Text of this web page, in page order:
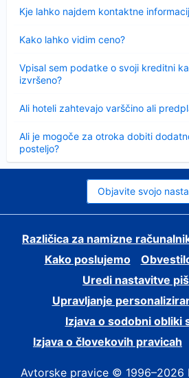
Kje lahko najdem kontaktne
Kako lahko vidim ceno?
Vpisal sem podatke o svoji kreditni
izvršeno?
Ali hoteli zahtevajo varščino ali
Ali je mogoče za otroka dobiti
posteljo?
Objavite svojo
Različica za namizne
Kako poslujemo
Uredi nastavitve
Upravljanje
Izjava o sodobni obliki
Izjava o človekovih pravicah
Avtorske pravice © 1996–2026